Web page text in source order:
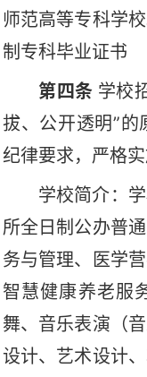
师范高等专科学
制专科毕业证书
第四条 学校
拔、公开透明”的
纪律要求，严格
学校简介：
所全日制公办普
务与管理、医学
智慧健康养老服
舞、音乐表演（
设计、艺术设计